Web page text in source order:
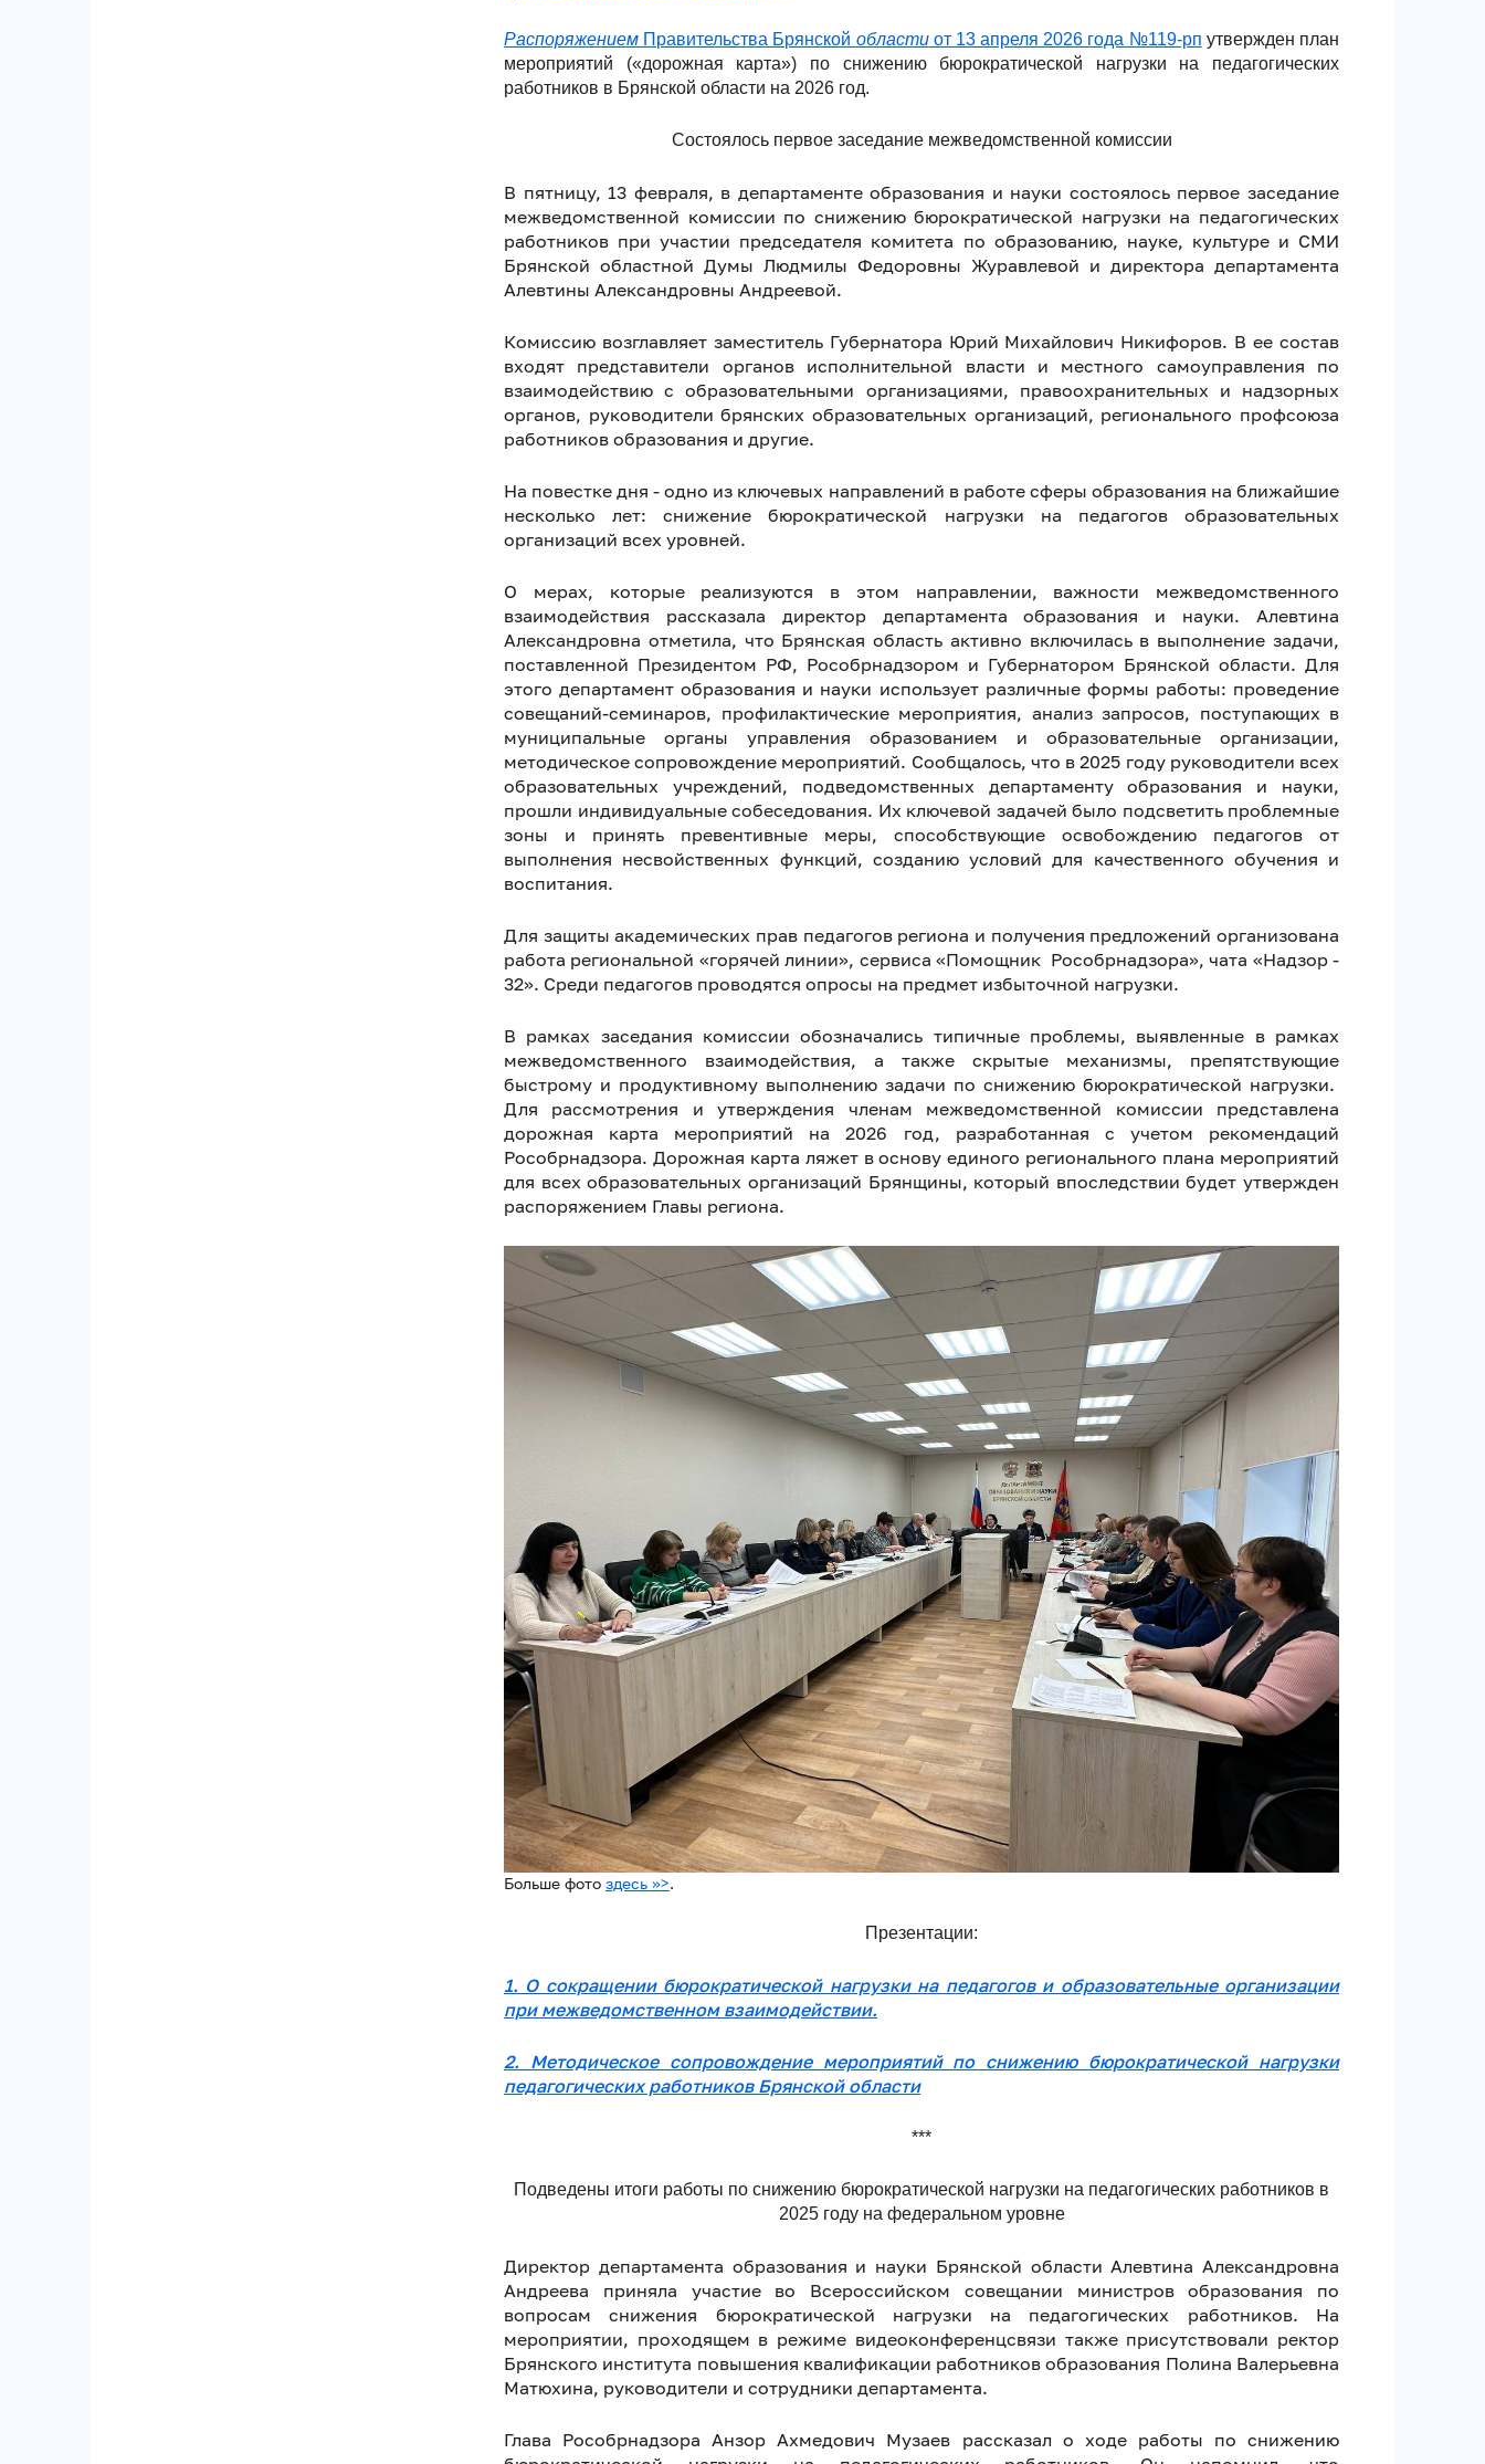
Распоряжением Правительства Брянской областиот 13 апреля 2026 года №119-рп утвержден план
мероприятий («дорожная карта») по снижению бюрократической нагрузки на педагогических
работников в Брянской области на 2026 год.
Состоялось первое заседание межведомственной комиссии
В пятницу, 13 февраля, в департаменте образования и науки состоялось первое заседание
межведомственной комиссии по снижению бюрократической нагрузки на педагогических
работников при участии председателя комитета по образованию, науке, культуре и СМИ
Брянской областной Думы Людмилы Федоровны Журавлевой и директора департамента
Алевтины Александровны Андреевой.
Комиссию возглавляет заместитель Губернатора Юрий Михайлович Никифоров. В ее состав
входят представители органов исполнительной власти и местного самоуправления по
взаимодействию с образовательными организациями, правоохранительных и надзорных
органов, руководители брянских образовательных организаций, регионального профсоюза
работников образования и другие.
На повестке дня - одно из ключевых направлений в работе сферы образования на ближайшие
несколько лет: снижение бюрократической нагрузки на педагогов образовательных
организаций всех уровней.
О мерах, которые реализуются в этом направлении, важности межведомственного
взаимодействия рассказала директор департамента образования и науки. Алевтина
Александровна отметила, что Брянская область активно включилась в выполнение задачи,
поставленной Президентом РФ, Рособрнадзором и Губернатором Брянской области. Для
этого департамент образования и науки использует различные формы работы: проведение
совещаний-семинаров, профилактические мероприятия, анализ запросов, поступающих в
муниципальные органы управления образованием и образовательные организации,
методическое сопровождение мероприятий. Сообщалось, что в 2025 году руководители всех
образовательных учреждений, подведомственных департаменту образования и науки,
прошли индивидуальные собеседования. Их ключевой задачей было подсветить проблемные
зоны и принять превентивные меры, способствующие освобождению педагогов от
выполнения несвойственных функций, созданию условий для качественного обучения и
воспитания.
Для защиты академических прав педагогов региона и получения предложений организована
работа региональной «горячей линии», сервиса «Помощник Рособрнадзора», чата «Надзор -
32». Среди педагогов проводятся опросы на предмет избыточной нагрузки.
В рамках заседания комиссии обозначались типичные проблемы, выявленные в рамках
межведомственного взаимодействия, а также скрытые механизмы, препятствующие
быстрому и продуктивному выполнению задачи по снижению бюрократической нагрузки.
Для рассмотрения и утверждения членам межведомственной комиссии представлена
дорожная карта мероприятий на 2026 год, разработанная с учетом рекомендаций
Рособрнадзора. Дорожная карта ляжет в основу единого регионального плана мероприятий
для всех образовательных организаций Брянщины, который впоследствии будет утвержден
распоряжением Главы региона.
Больше фото здесь >>>.
Презентации:
1. О сокращении бюрократической нагрузки на педагогов и образовательные организации
при межведомственном взаимодействии.
2. Методическое сопровождение мероприятий по снижению бюрократической нагрузки
педагогических работников Брянской области
***
Подведены итоги работы по снижению бюрократической нагрузки на педагогических работников в
2025 году на федеральном уровне
Директор департамента образования и науки Брянской области Алевтина Александровна
Андреева приняла участие во Всероссийском совещании министров образования по
вопросам снижения бюрократической нагрузки на педагогических работников. На
мероприятии, проходящем в режиме видеоконференцсвязи также присутствовали ректор
Брянского института повышения квалификации работников образования Полина Валерьевна
Матюхина, руководители и сотрудники департамента.
Глава Рособрнадзора Анзор Ахмедович Музаев рассказал о ходе работы по снижению